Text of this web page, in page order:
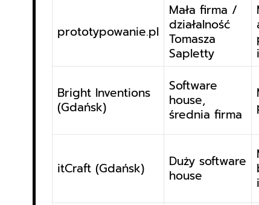
prototypowanie.pl
Mała firma /
działalność
Tomasza
Sapletty
Bright Inventions
(Gdańsk)
Software
house,
średnia firma
itCraft (Gdańsk)
Duży software
house